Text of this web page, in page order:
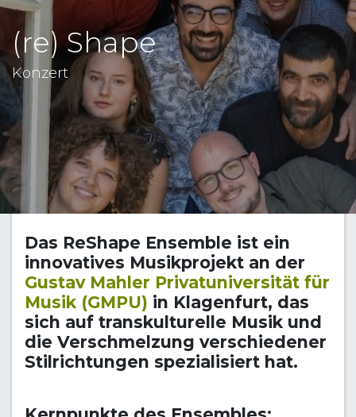
(re) Shape
Konzert
Das ReShape Ensemble ist ein
innovatives Musikprojekt an der
Gustav Mahler Privatuniversität für
Musik (GMPU) in Klagenfurt, das
sich auf transkulturelle Musik und
die Verschmelzung verschiedener
Stilrichtungen spezialisiert hat.